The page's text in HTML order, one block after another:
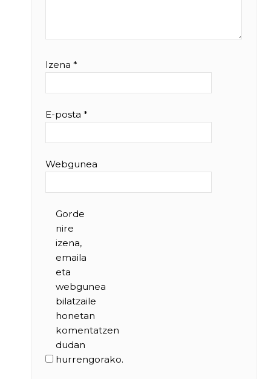
Izena*
E-posta*
Webgunea
Gorde
nire
izena,
emaila
eta
webgunea
bilatzaile
honetan
komentatzen
dudan
hurrengorako.